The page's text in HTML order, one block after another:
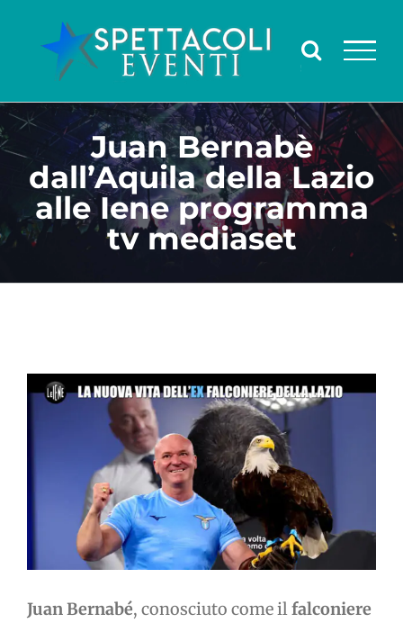
contenuto
Juan Bernabè
dall’Aquila della Lazio
alle Iene programma
tv mediaset
Ingrandisci
immagine
Juan Bernabé, conosciuto come ilfalconiere